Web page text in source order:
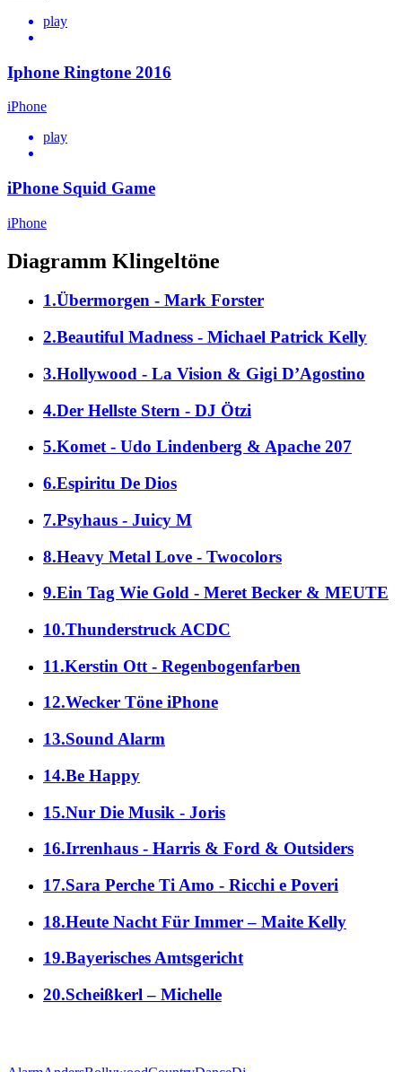
play
Iphone Ringtone 2016
iPhone
play
iPhone Squid Game
iPhone
Diagramm Klingeltöne
1.Übermorgen - Mark Forster
2.Beautiful Madness - Michael Patrick Kelly
3.Hollywood - La Vision & Gigi D’Agostino
4.Der Hellste Stern - DJ Ötzi
5.Komet - Udo Lindenberg & Apache 207
6.Espiritu De Dios
7.Psyhaus - Juicy M
8.Heavy Metal Love - Twocolors
9.Ein Tag Wie Gold - Meret Becker & MEUTE
10.Thunderstruck ACDC
11.Kerstin Ott - Regenbogenfarben
12.Wecker Töne iPhone
13.Sound Alarm
14.Be Happy
15.Nur Die Musik - Joris
16.Irrenhaus - Harris & Ford & Outsiders
17.Sara Perche Ti Amo - Ricchi e Poveri
18.Heute Nacht Für Immer – Maite Kelly
19.Bayerisches Amtsgericht
20.Scheißkerl – Michelle